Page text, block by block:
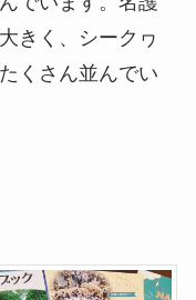
きく、シークヮ
くさん並んでい